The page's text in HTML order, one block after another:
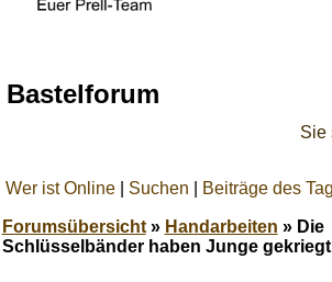
Bastelforum
Sie
Wer ist Online Suchen Beiträge des
Forumsübersicht» Handarbeiten » Die
Schlüsselbänder haben Junge